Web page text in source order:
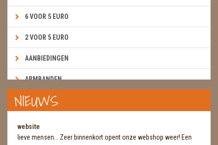
6 VOOR 5 EURO
2 VOOR 5 EURO
AANBIEDINGEN
ARMBANDEN
BOEKEN & KAARTEN E.A.R.T.H.
BROEKZAKSTENEN
NIEUWS
website
lieve mensen... Zeer binnenkort opent onze webshop weer! Een